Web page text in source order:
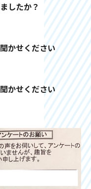
したか？
かせください
かせください